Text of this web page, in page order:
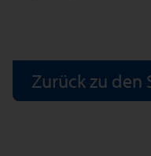
Zurück zu den